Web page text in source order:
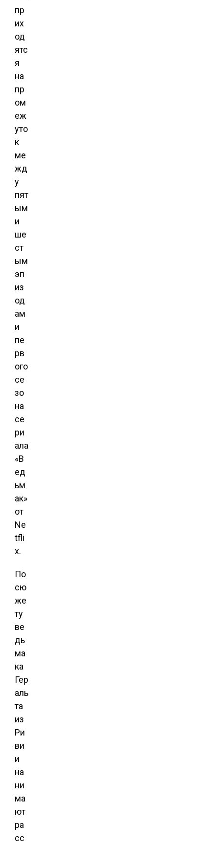
пр
их
од
ятс
я
на
пр
ом
еж
уто
к
ме
жд
у
пят
ым
и
ше
ст
ым
эп
из
од
ам
и
пе
рв
ого
се
зо
на
се
ри
ала
«В
ед
ьм
ак»
от
Ne
tfli
x.
По
сю
же
ту
ве
дь
ма
ка
Гер
аль
та
из
Ри
ви
и
на
ни
ма
ют
ра
сс